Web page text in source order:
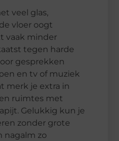
veel glas,
vloer oogt
vaak minder
tegen harde
gesprekken
en tv of muziek
merk je extra in
ruimtes met
Gelukkig kun je
zonder grote
nagalm zo